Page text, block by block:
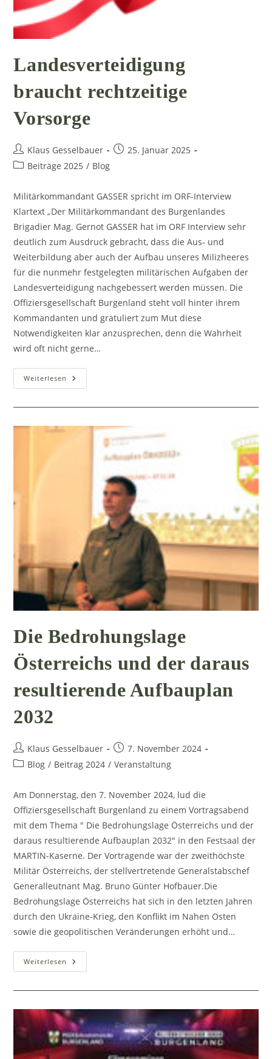
Landesverteidigung
braucht rechtzeitige
Vorsorge
Beitrags-
Autor:
Klaus Gesselbauer
Beitrag25. Januar 2025
Beitrags-
Beiträge 2025 / Blog
Militärkommandant GASSER spricht im ORF-Interview
Klartext „Der Militärkommandant des Burgenlandes
Brigadier Mag. Gernot GASSER hat im ORF Interview sehr
deutlich zum Ausdruck gebracht, dass die Aus- und
Weiterbildung aber auch der Aufbau unseres Milizheeres
für die nunmehr festgelegten militärischen Aufgaben der
Landesverteidigung nachgebessert werden müssen. Die
Offiziersgesellschaft Burgenland steht voll hinter ihrem
Kommandanten und gratuliert zum Mut diese
Notwendigkeiten klar anzusprechen, denn die Wahrheit
wird oft nicht gerne…
Weiterlesen Landesverteidigung
Braucht
Die Bedrohungslage
Österreichs und der daraus
resultierende Aufbauplan
2032
Beitrags-
Autor:
Klaus Gesselbauer
Beitrag
veröffentlicht:
7. November 2024
Beitrags-
Blog / Beitrag 2024 / Veranstaltung
Am Donnerstag, den 7. November 2024, lud die
Offiziersgesellschaft Burgenland zu einem Vortragsabend
mit dem Thema " Die Bedrohungslage Österreichs und der
daraus resultierende Aufbauplan 2032" in den Festsaal der
MARTIN-Kaserne. Der Vortragende war der zweithöchste
Militär Österreichs, der stellvertretende Generalstabschef
Generalleutnant Mag. Bruno Günter Hofbauer.Die
Bedrohungslage Österreichs hat sich in den letzten Jahren
durch den Ukraine-Krieg, den Konflikt im Nahen Osten
sowie die geopolitischen Veränderungen erhöht und…
Weiterlesen Die
Bedrohungslage
Resultierende
Aufbauplan
2032